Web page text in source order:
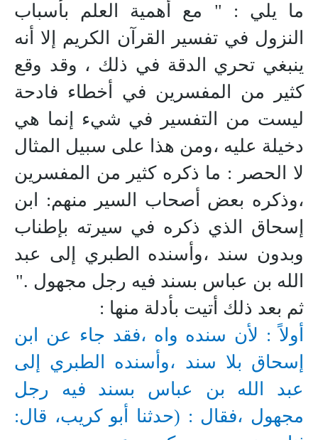
ما يلي : " مع أهمية العلم بأسباب
النزول في تفسير القرآن الكريم إلا أنه
ينبغي تحري الدقة في ذلك ، وقد وقع
كثير من المفسرين في أخطاء فادحة
ليست من التفسير في شيء إنما هي
دخيلة عليه ،ومن هذا على سبيل المثال
لا الحصر : ما ذكره كثير من المفسرين
،وذكره بعض أصحاب السير منهم: ابن
إسحاق الذي ذكره في سيرته بإطناب
وبدون سند ،وأسنده الطبري إلى عبد
الله بن عباس بسند فيه رجل مجهول ."
ثم بعد ذلك أتيت بأدلة منها :
أولاً : لأن سنده واه ،فقد جاء عن ابن
إسحاق بلا سند ،وأسنده الطبري إلى
عبد الله بن عباس بسند فيه رجل
مجهول ،فقال : (حدثنا أبو كريب، قال: